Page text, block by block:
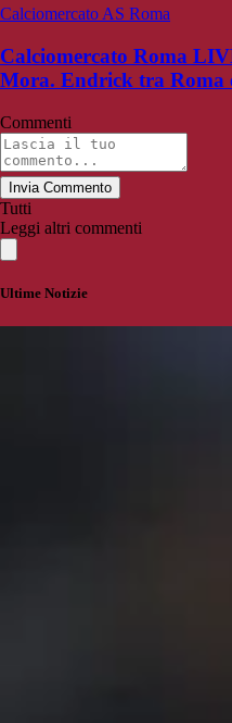
Calciomercato AS Roma
Calciomercato Roma
Mora. Endrick tra Roma
Commenti
Invia Commento
Tutti
Leggi altri commenti
Ultime Notizie